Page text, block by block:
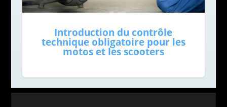
Introduction du contrôle
technique obligatoire pour les
motos et les scooters